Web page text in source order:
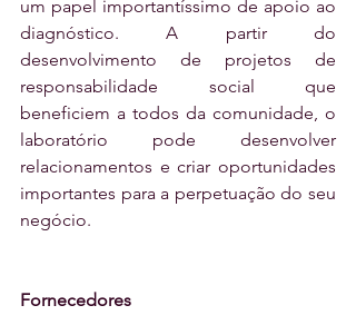
um papel importantíssimo de apoio ao
diagnóstico. A partir do
desenvolvimento de projetos de
responsabilidade social que
beneficiem a todos da comunidade, o
laboratório pode desenvolver
relacionamentos e criar oportunidades
importantes para a perpetuação do seu
negócio.
Fornecedores